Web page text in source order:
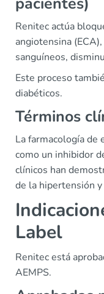
Renitec actúa
angiotensina
sanguíneos,
Este proceso
diabéticos.
Términos
La farmacología de
como un inhibidor
clínicos han
de la hipertensión y
Label
Renitec está
AEMPS.